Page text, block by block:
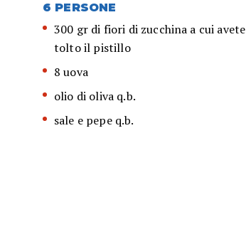
6 PERSONE
300 gr di fiori di zucchina a cui avete
tolto il pistillo
8 uova
olio di oliva q.b.
sale e pepe q.b.